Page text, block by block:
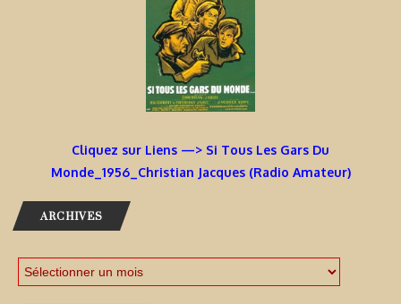
Cliquez sur Liens —> Si Tous Les Gars Du
Monde_1956_Christian Jacques (Radio Amateur)
ARCHIVES